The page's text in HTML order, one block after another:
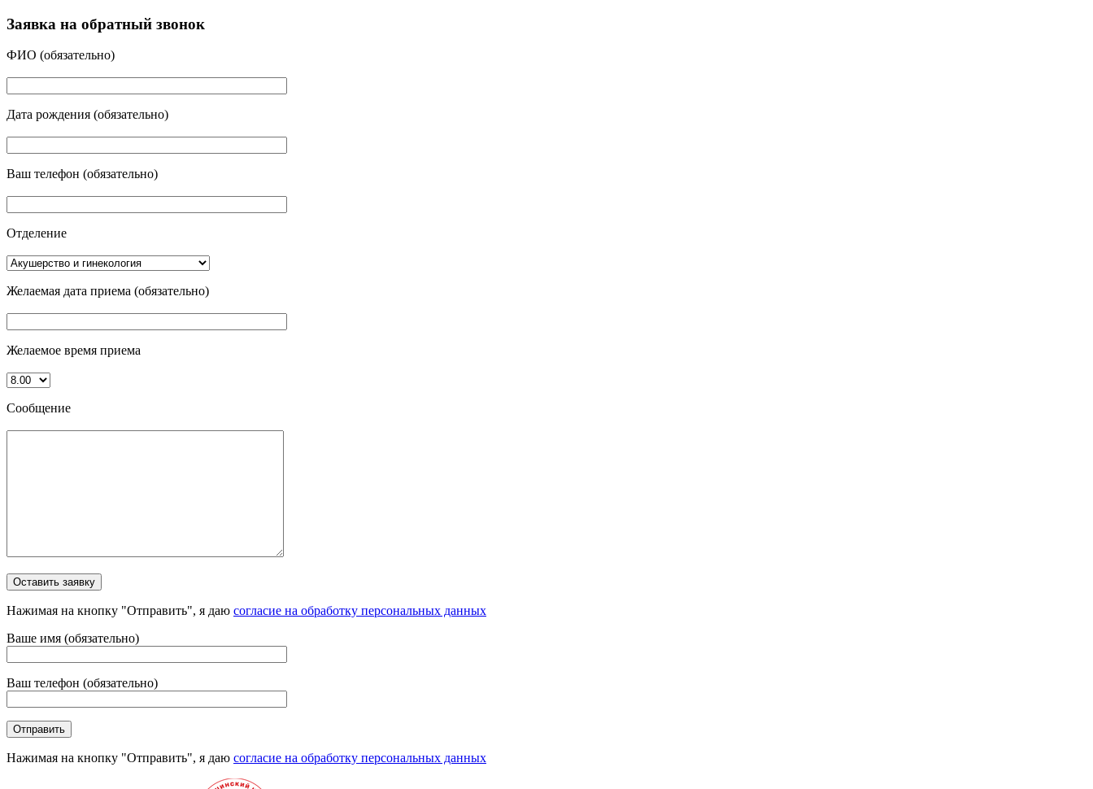
Заявка на обратный звонок
ФИО (обязательно)
Дата рождения (обязательно)
Ваш телефон (обязательно)
Отделение
Желаемая дата приема (обязательно)
Желаемое время приема
Сообщение
Нажимая на кнопку "Отправить", я даю согласие на обработку персональных данных
Ваше имя (обязательно)
Ваш телефон (обязательно)
Нажимая на кнопку "Отправить", я даю согласие на обработку персональных данных